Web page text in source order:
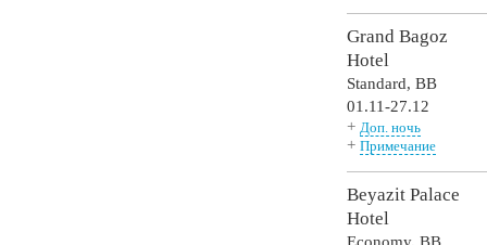
Grand Bagoz
Hotel
Standard,BB
01.11-27.12
+Доп. ночь
+Примечание
Beyazit Palace
Hotel